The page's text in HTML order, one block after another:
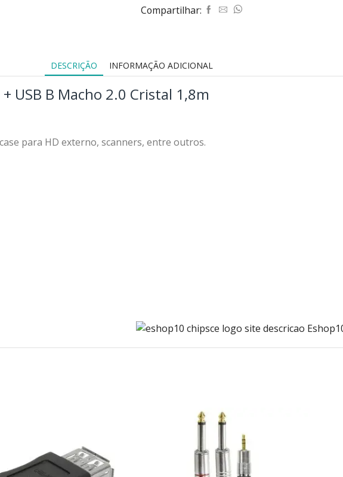
Compartilhar:
DESCRIÇÃO INFORMAÇÃO ADICIONAL
USB B Macho 2.0 Cristal 1,8m
para HD externo, scanners, entre outros.